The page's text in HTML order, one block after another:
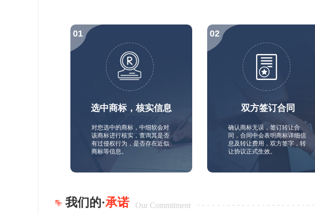
选中商标，核实信息
对您选中的商标，中细软会对
该商标进行核实，查询其是否
有过侵权行为，是否存在近似
商标等信息。
双方签订合同
确认商标无误，签订转让合
同，合同中会表明商标详细信
息及转让费用，双方签字，转
让协议正式生效。
我们的·承诺 Our Commitment